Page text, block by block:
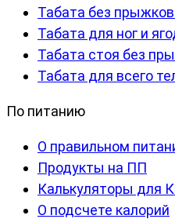
Табата без
Табата для ног и
Табата стоя без
Табата для всего
По питанию
О правильном
Продукты на ПП
Калькуляторы для
О подсчете калорий